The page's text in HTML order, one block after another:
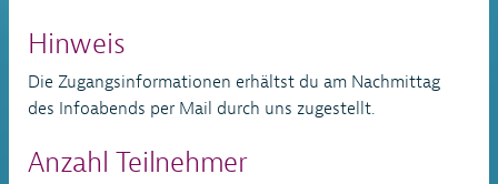
Hinweis
Die Zugangsinformationen erhältst du am Nachmittag
des Infoabends per Mail durch uns zugestellt.
Anzahl Teilnehmer